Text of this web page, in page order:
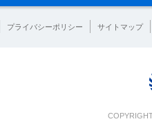
プライバシーポリシー サイトマップ